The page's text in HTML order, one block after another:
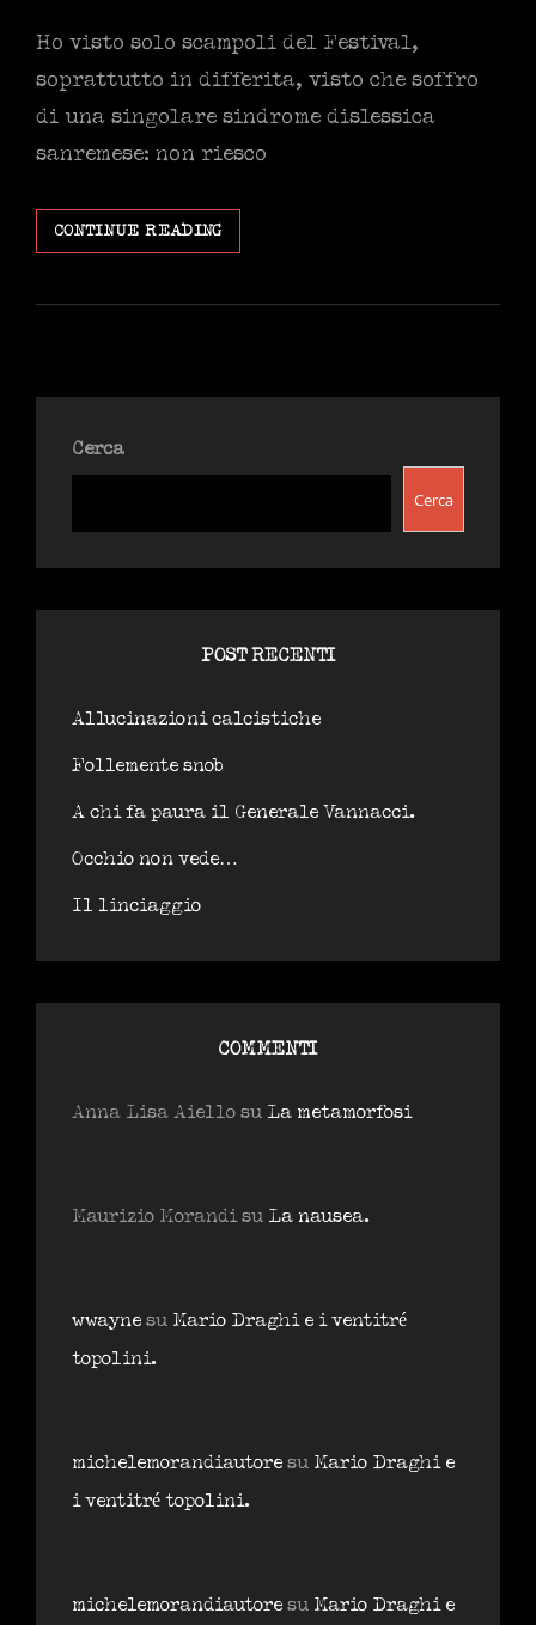
Ho visto solo scampoli del Festival,
soprattutto in differita, visto che soffro
di una singolare sindrome dislessica
sanremese: non riesco
CONTINUE READINGSA(N)REMO
GLI
A
Cerca
Cerca
POST RECENTI
Allucinazioni calcistiche
Follemente snob
A chi fa paura il Generale Vannacci.
Occhio non vede…
Il linciaggio
COMMENTI
Anna Lisa Aiello su La metamorfosi
Maurizio Morandisu La nausea.
wwayne su Mario Draghi e i ventitré
topolini.
michelemorandiautore su Mario Draghi e
i ventitré topolini.
michelemorandiautore su Mario Draghi e